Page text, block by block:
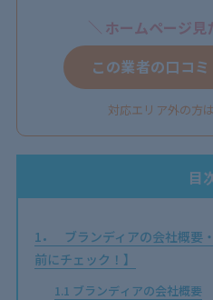
ホームページ見
この業者の口コ
対応エリア外の方
目
1
ブランディアの会社概要
前にチェック！】
1.1 ブランディアの会社概要